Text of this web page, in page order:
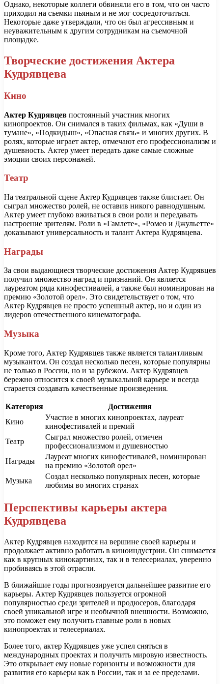
Однако, некоторые коллеги обвиняли его в том, что он часто
приходил на съемки пьяным и не мог сосредоточиться.
Некоторые даже утверждали, что он был агрессивным и
неуважительным к другим сотрудникам на съемочной
площадке.
Творческие достижения Актера
Кудрявцева
Кино
Актер Кудрявцев постоянный участник многих
кинопроектов. Он снимался в таких фильмах, как «Души в
тумане», «Подкидыш», «Опасная связь» и многих других. В
ролях, которые играет актер, отмечают его профессионализм и
душевность. Актер умеет передать даже самые сложные
эмоции своих персонажей.
Театр
На театральной сцене Актер Кудрявцев также блистает. Он
сыграл множество ролей, не оставив никого равнодушным.
Актер умеет глубоко вживаться в свои роли и передавать
настроение зрителям. Роли в «Гамлете», «Ромео и Джульетте»
доказывают универсальность и талант Актера Кудрявцева.
Награды
За свои выдающиеся творческие достижения Актер Кудрявцев
получил множество наград и признаний. Он является
лауреатом ряда кинофестивалей, а также был номинирован на
премию «Золотой орел». Это свидетельствует о том, что
Актер Кудрявцев не просто успешный актер, но и один из
лидеров отечественного кинематографа.
Музыка
Кроме того, Актер Кудрявцев также является талантливым
музыкантом. Он создал несколько песен, которые популярны
не только в России, но и за рубежом. Актер Кудрявцев
бережно относится к своей музыкальной карьере и всегда
старается создавать качественные произведения.
Категория
Достижения
Кино
Участие в многих кинопроектах, лауреат
кинофестивалей и премий
Театр
Сыграл множество ролей, отмечен
профессионализмом и душевностью
Награды
Лауреат многих кинофестивалей, номинирован
на премию «Золотой орел»
Музыка
Создал несколько популярных песен, которые
любимы во многих странах
Перспективы карьеры актера
Кудрявцева
Актер Кудрявцев находится на вершине своей карьеры и
продолжает активно работать в киноиндустрии. Он снимается
как в крупных кинокартинах, так и в телесериалах, уверенно
пробиваясь в этой отрасли.
В ближайшие годы прогнозируется дальнейшее развитие его
карьеры. Актер Кудрявцев пользуется огромной
популярностью среди зрителей и продюсеров, благодаря
своей уникальной игре и необычной внешности. Возможно,
это поможет ему получить главные роли в новых
кинопроектах и телесериалах.
Более того, актер Кудрявцев уже успел сняться в
международных проектах и получить мировую известность.
Это открывает ему новые горизонты и возможности для
развития его карьеры как в России, так и за ее пределами.